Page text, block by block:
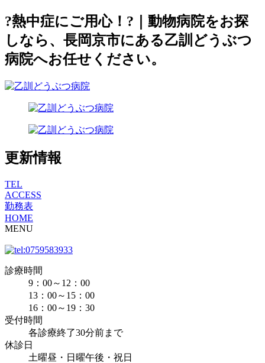
?熱中症にご用心！?｜動物病院をお探
しなら、長岡京市にある乙訓どうぶつ
病院へお任せください。
更新情報
TEL
ACCESS
勤務表
HOME
MENU
診療時間
9：00～12：00
13：00～15：00
16：00～19：30
受付時間
各診療終了30分前まで
休診日
土曜昼・日曜午後・祝日